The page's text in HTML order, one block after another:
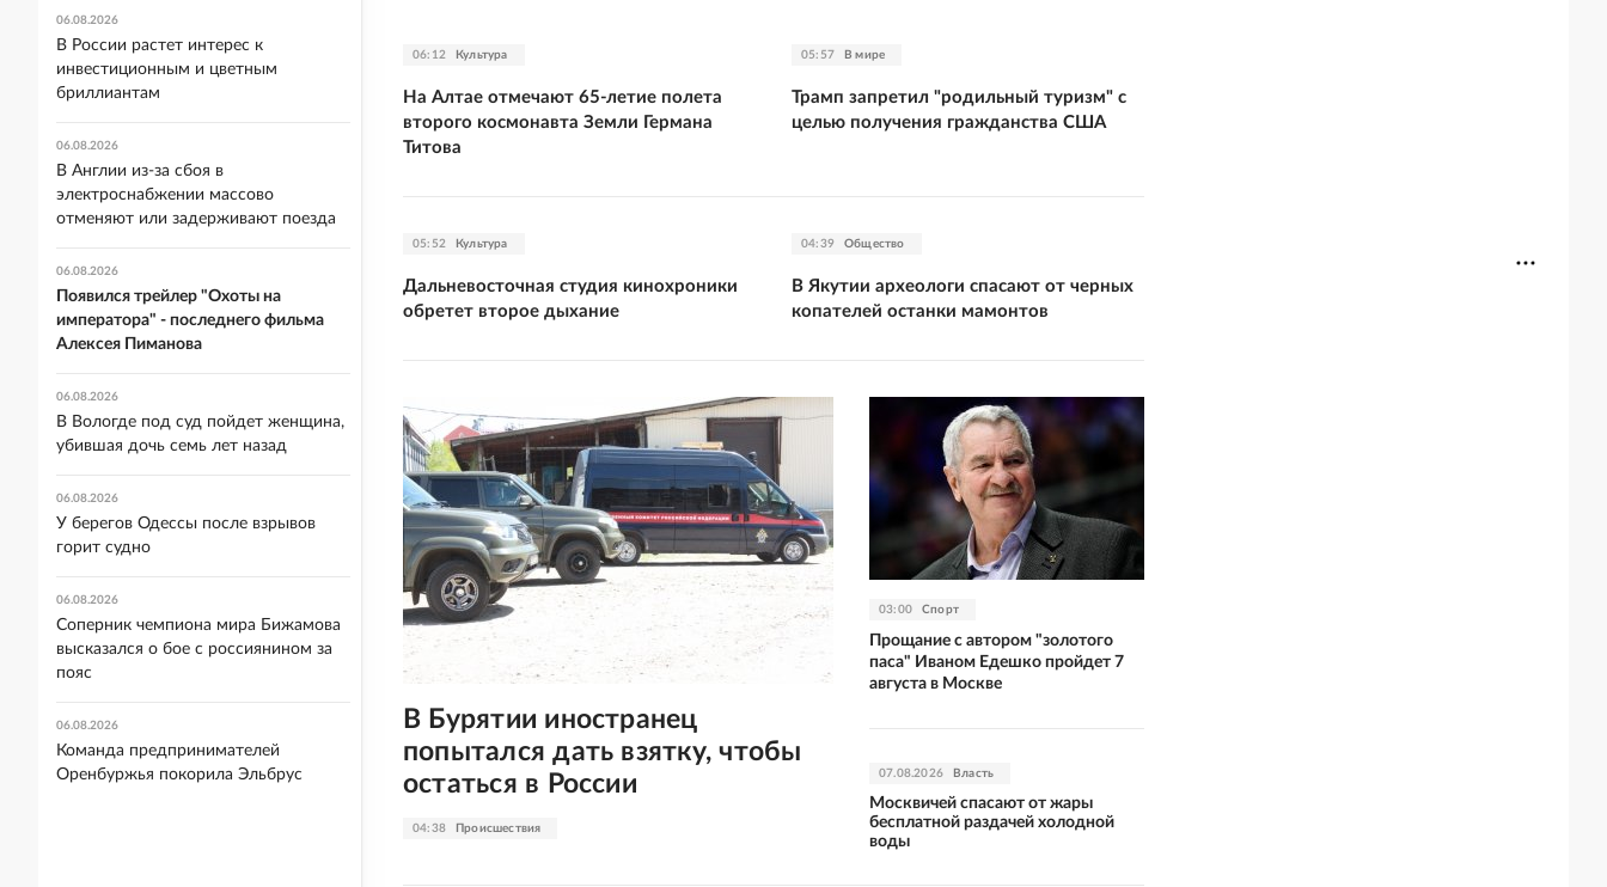
06:12 Культура
На Алтае отмечают 65-летие полета
второго космонавта Земли Германа
Титова
05:57 В мире
Трамп запретил "родильный туризм" с
целью получения гражданства США
05:52 Культура
Дальневосточная студия кинохроники
обретет второе дыхание
04:39 Общество
В Якутии археологи спасают от черных
копателей останки мамонтов
04:38 Происшествия
В Бурятии иностранец
попытался дать взятку, чтобы
остаться в России
03:00 Спорт
Прощание с автором "золотого
паса" Иваном Едешко пройдет 7
августа в Москве
07.08.2026 Власть
Москвичей спасают от жары
бесплатной раздачей холодной
воды
06.08.2026
В России растет интерес к
инвестиционным и цветным
бриллиантам
06.08.2026
В Англии из-за сбоя в
электроснабжении массово
отменяют или задерживают поезда
06.08.2026
Появился трейлер "Охоты на
императора" - последнего фильма
Алексея Пиманова
06.08.2026
В Вологде под суд пойдет женщина,
убившая дочь семь лет назад
06.08.2026
У берегов Одессы после взрывов
горит судно
06.08.2026
Соперник чемпиона мира Бижамова
высказался о бое с россиянином за
пояс
06.08.2026
Команда предпринимателей
Оренбуржья покорила Эльбрус